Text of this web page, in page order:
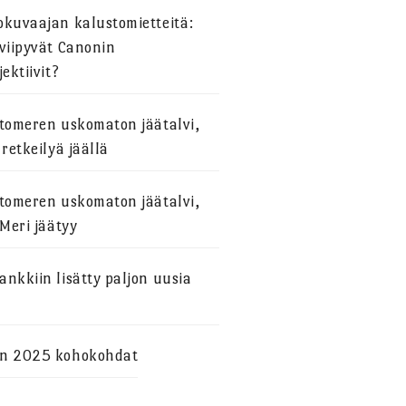
kalustomietteitä:
Canonin
uskomaton jäätalvi,
retkeilyä jäällä
uskomaton jäätalvi,
jäätyy
lisätty paljon uusia
2025 kohokohdat